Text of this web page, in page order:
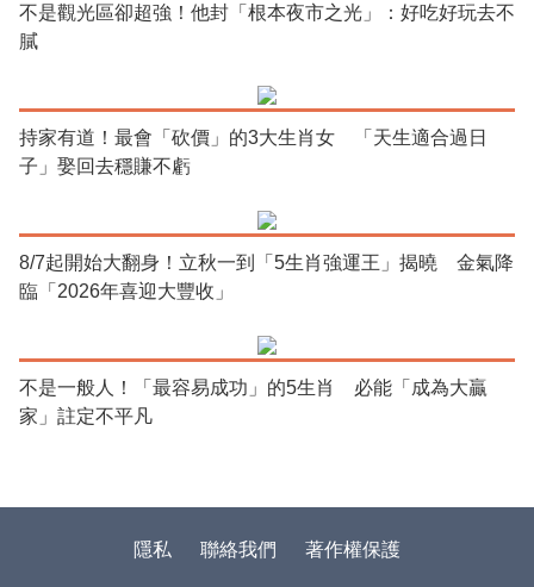
不是觀光區卻超強！他封「根本夜市之光」：好吃好玩去不
膩
持家有道！最會「砍價」的3大生肖女 「天生適合過日
子」娶回去穩賺不虧
8/7起開始大翻身！立秋一到「5生肖強運王」揭曉 金氣降
臨「2026年喜迎大豐收」
不是一般人！「最容易成功」的5生肖 必能「成為大贏
家」註定不平凡
隱私 聯絡我們 著作權保護